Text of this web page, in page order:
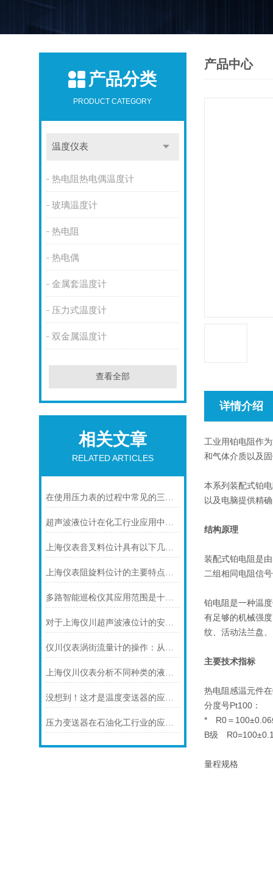
产品分类
PRODUCT CATEGORY
温度仪表
热电阻热电偶温度计
玻璃温度计
热电阻
热电偶
金属套温度计
压力式温度计
双金属温度计
查看全部
相关文章
RELATED ARTICLES
在使用压力表的过程中常见的三个问题及解决方法
超声波液位计在化工行业应用中碰到的常见问题及解决方案
上海仪表音叉料位计具有以下几个主要的用途
上海仪表阻旋料位计的主要特点可归纳如下
多路智能巡检仪其应用范围是十分广泛的
对于上海仪川超声波液位计的安装原理你可知晓！
仪川仪表涡街流量计的操作：从头开始学
上海仪川仪表分析不同种类的液位变送器
没想到！这才是温度变送器的应用特点！
压力变送器在石油化工行业的应用说明
产品中心
详情介绍
工业用铂电阻作
和气体介质以及
本系列装配式铂
以及电脑提供精
结构原理
装配式铂电阻是
二组相同电阻信
铂电阻是一种温
有足够的机械强
纹、活动法兰盘
主要技术指标
热电阻感温元件
分度号Pt100：
* R0＝
B级
量程规格